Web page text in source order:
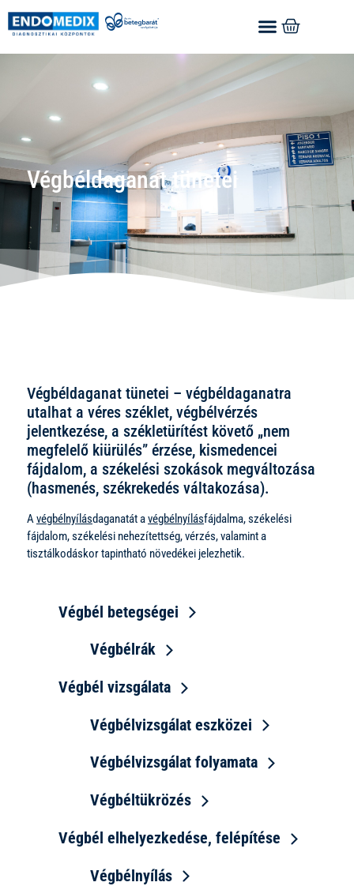
Végbéldaganat tünetei
Végbéldaganat tünetei – végbéldaganatra
utalhat a véres széklet, végbélvérzés
jelentkezése, a székletürítést követő „nem
megfelelő kiürülés” érzése, kismedencei
fájdalom, a székelési szokások megváltozása
(hasmenés, székrekedés váltakozása).
A végbélnyílásdaganatát avégbélnyílásfájdalma, székelési
fájdalom, székelési nehezítettség, vérzés, valamint a
tisztálkodáskor tapintható növedékei jelezhetik.
Végbél betegségei
Végbélrák
Végbél vizsgálata
Végbélvizsgálat eszközei
Végbélvizsgálat folyamata
Végbéltükrözés
Végbél elhelyezkedése, felépítése
Végbélnyílás